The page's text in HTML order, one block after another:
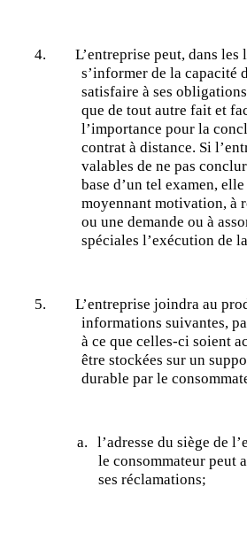
4.
L’entreprise peut, dans
s’informer de la capacité
satisfaire à ses
que de tout autre fait et
l’importance pour la
contrat à distance. Si
valables de ne pas
base d’un tel examen,
moyennant motivation, à
ou une demande ou à
spéciales l’exécution de
5.
L’entreprise joindra au
informations suivantes,
à ce que celles-ci soient
être stockées sur un
durable par le
a.
l’adresse du siège de
le consommateur peut
ses réclamations;